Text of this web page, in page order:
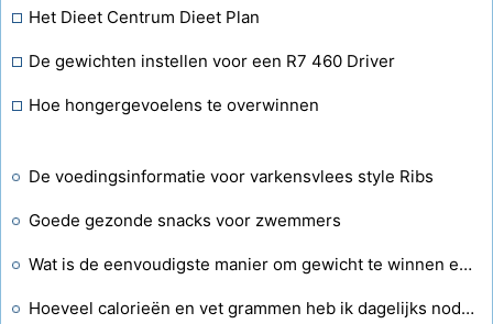
Het Dieet Centrum Dieet Plan
De gewichten instellen voor een R7 460 Driver
Hoe hongergevoelens te overwinnen
De voedingsinformatie voor varkensvlees style Ribs
Goede gezonde snacks voor zwemmers
Wat is de eenvoudigste manier om gewicht te winnen en toch een sixpack te hebben?
Hoeveel calorieën en vet grammen heb ik dagelijks nodig?